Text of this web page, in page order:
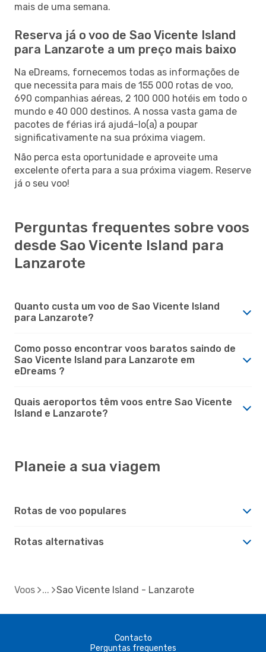
mais de uma semana.
Reserva já o voo de Sao Vicente Island
para Lanzarote a um preço mais baixo
Na eDreams, fornecemos todas as informações de
que necessita para mais de 155 000 rotas de voo,
690 companhias aéreas, 2 100 000 hotéis em todo o
mundo e 40 000 destinos. A nossa vasta gama de
pacotes de férias irá ajudá-lo(a) a poupar
significativamente na sua próxima viagem.
Não perca esta oportunidade e aproveite uma
excelente oferta para a sua próxima viagem. Reserve
já o seu voo!
Perguntas frequentes sobre voos
desde Sao Vicente Island para
Lanzarote
Quanto custa um voo de Sao Vicente Island
para Lanzarote?
Como posso encontrar voos baratos saindo de
Sao Vicente Island para Lanzarote em
eDreams ?
Quais aeroportos têm voos entre Sao Vicente
Island e Lanzarote?
Planeie a sua viagem
Rotas de voo populares
Rotas alternativas
Voos Sao Vicente Island - Lanzarote
Contacto
Perguntas frequentes